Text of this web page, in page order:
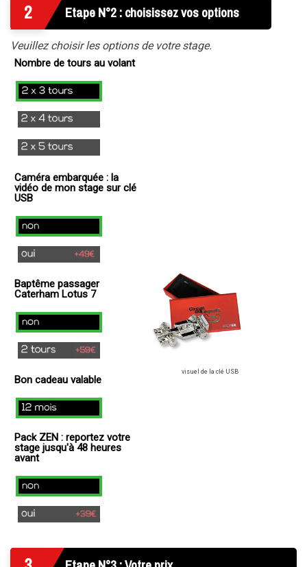
2 Etape N°2 : choisissez vos options
Veuillez choisir les options de votre stage.
Nombre de tours au volant
2x3
2x4
2x5
visuel de la clé USB
Caméra embarquée : la
vidéo de mon stage sur clé
USB
non
oui
+
Baptême passager
Caterham Lotus 7
non
2
(+
59€
)
Bon cadeau valable
12
Pack ZEN : reportez votre
stage jusqu'à 48 heures
avant
Non
Oui
39€